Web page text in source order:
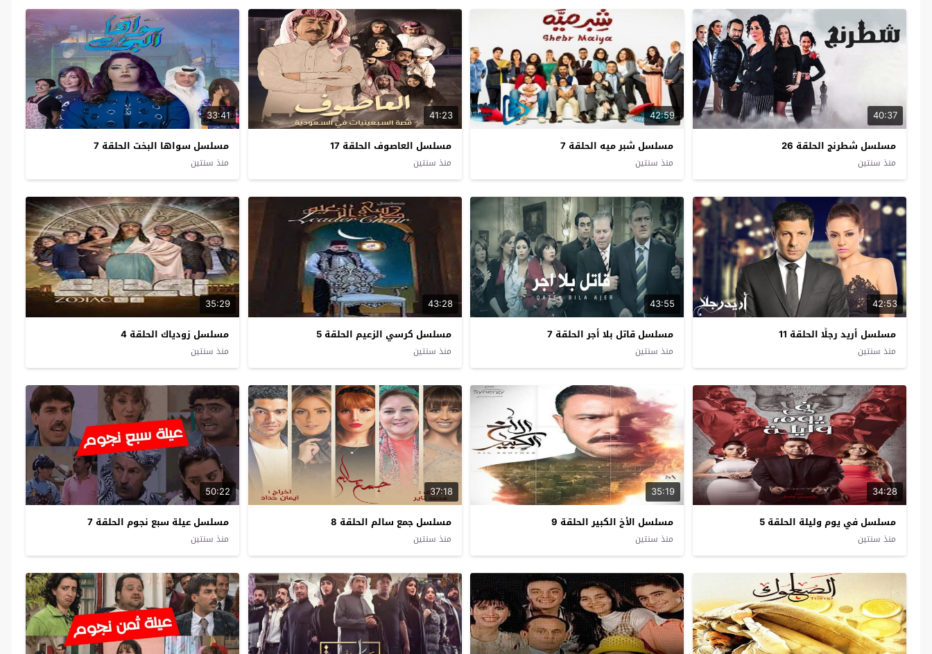
40:37
مسلسل شطرنج الحلقة 26
منذ سنتين
42:59
مسلسل شبر ميه الحلقة 7
منذ سنتين
41:23
مسلسل العاصوف الحلقة 17
منذ سنتين
33:41
مسلسل سواها البخت الحلقة 7
منذ سنتين
42:53
مسلسل أريد رجلًا الحلقة 11
منذ سنتين
43:55
مسلسل قاتل بلا أجر الحلقة 7
منذ سنتين
43:28
مسلسل كرسي الزعيم الحلقة 5
منذ سنتين
35:29
مسلسل زودياك الحلقة 4
منذ سنتين
34:28
مسلسل في يوم وليلة الحلقة 5
منذ سنتين
35:19
مسلسل الأخ الكبير الحلقة 9
منذ سنتين
37:18
مسلسل جمع سالم الحلقة 8
منذ سنتين
50:22
مسلسل عيلة سبع نجوم الحلقة 7
منذ سنتين